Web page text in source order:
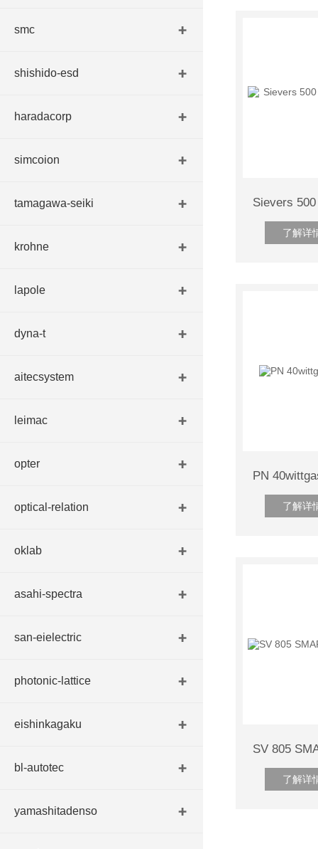
smc
shishido-esd
haradacorp
simcoion
tamagawa-seiki
krohne
lapole
dyna-t
aitecsystem
leimac
opter
optical-relation
oklab
asahi-spectra
san-eielectric
photonic-lattice
eishinkagaku
bl-autotec
yamashitadenso
了解详
了解详
了解详